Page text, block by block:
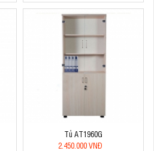
Tủ AT1960G
2.450.000 VNĐ